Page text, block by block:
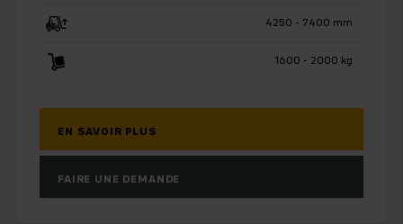
4250 - 7400 mm
1600 - 2000 kg
EN SAVOIR PLUS
FAIRE UNE DEMANDE